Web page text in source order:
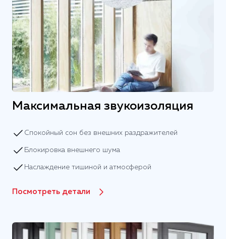
Максимальная звукоизоляция
Спокойный сон без внешних раздражителей
Блокировка внешнего шума
Наслаждение тишиной и атмосферой
Посмотреть детали